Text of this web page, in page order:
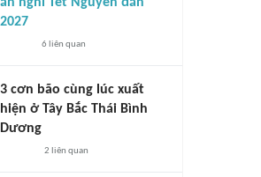
2027
6 liên quan
3 cơn bão cùng lúc xuất
hiện ở Tây Bắc Thái Bình
Dương
2 liên quan